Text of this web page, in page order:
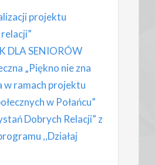
projektu
DLA SENIORÓW
„Piękno nie zna
w ramach projektu
w Połańcu”
Dobrych Relacji” z
,,Działaj